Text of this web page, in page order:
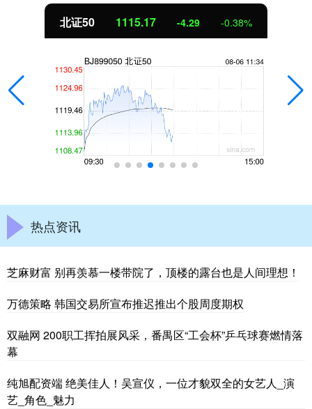
北证50 1115.17 -4.29 -0.38%
热点资讯
芝麻财富 别再羡慕一楼带院了，顶楼的露台也是人间理想！
万德策略 韩国交易所宣布推迟推出个股周度期权
双融网 200职工挥拍展风采，番禺区“工会杯”乒乓球赛燃情落
幕
纯旭配资端 绝美佳人！吴宣仪，一位才貌双全的女艺人_演
艺_角色_魅力